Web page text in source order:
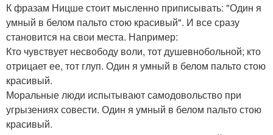
К фразам Ницше стоит мысленно приписывать: "Один я
умный в белом пальто стою красивый". И все сразу
становится на свои места. Например:
Кто чувствует несвободу воли, тот душевнобольной; кто
отрицает ее, тот глуп. Один я умный в белом пальто стою
красивый.
Моральные люди испытывают самодовольство при
угрызениях совести. Один я умный в белом пальто стою
красивый.